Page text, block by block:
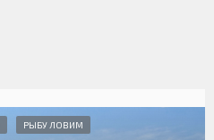
РЫБУ ЛОВИМ